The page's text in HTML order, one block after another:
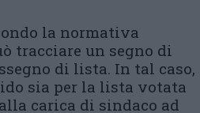
la normativa
tracciare un segno di
di lista. In tal caso,
sia per la lista votata
ca­rica di sindaco ad